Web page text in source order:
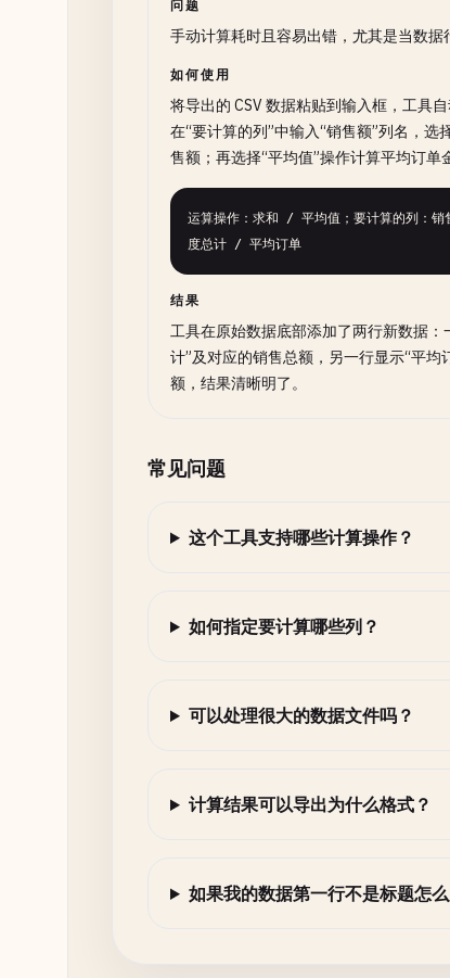
问题
手动计算耗时且容易出错，尤其是当数据
如何使用
将导出的 CSV 数据粘贴到输入框，工具自
在“要计算的列”中输入“销售额”列名，选
售额；再选择“平均值”操作计算平均订单
运算操作：求和 / 平均值；要计算的列：销
度总计 / 平均订单
结果
工具在原始数据底部添加了两行新数据：
计”及对应的销售总额，另一行显示“平均
额，结果清晰明了。
常见问题
这个工具支持哪些计算操作？
如何指定要计算哪些列？
可以处理很大的数据文件吗？
计算结果可以导出为什么格式？
如果我的数据第一行不是标题怎